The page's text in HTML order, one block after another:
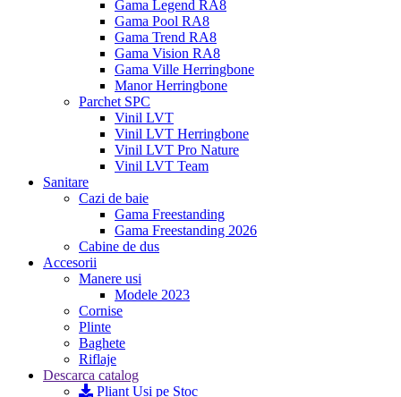
Gama Legend RA8
Gama Pool RA8
Gama Trend RA8
Gama Vision RA8
Gama Ville Herringbone
Manor Herringbone
Parchet SPC
Vinil LVT
Vinil LVT Herringbone
Vinil LVT Pro Nature
Vinil LVT Team
Sanitare
Cazi de baie
Gama Freestanding
Gama Freestanding 2026
Cabine de dus
Accesorii
Manere usi
Modele 2023
Cornise
Plinte
Baghete
Riflaje
Descarca catalog
Pliant Usi pe Stoc